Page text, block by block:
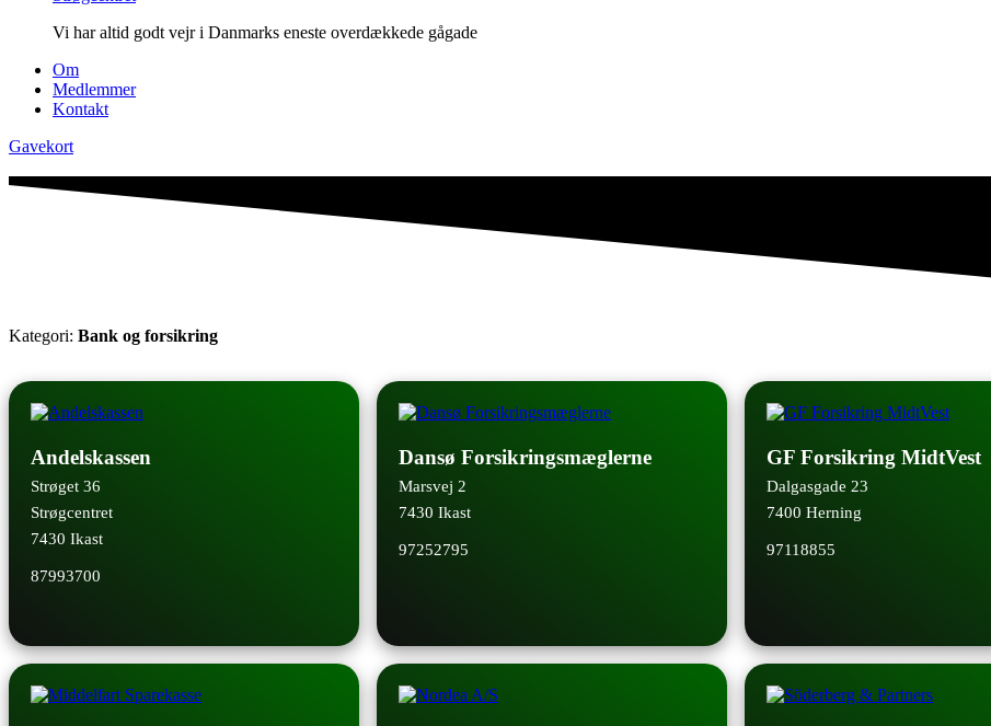
Vi har altid godt vejr i Danmarks eneste overdækkede gågade
Om
Medlemmer
Kontakt
Gavekort
Kategori: Bank og forsikring
Andelskassen
Strøget 36
Strøgcentret
7430 Ikast
87993700
Dansø Forsikringsmæglerne
Marsvej 2
7430 Ikast
97252795
GF Forsikring MidtVest
Dalgasgade 23
7400 Herning
97118855